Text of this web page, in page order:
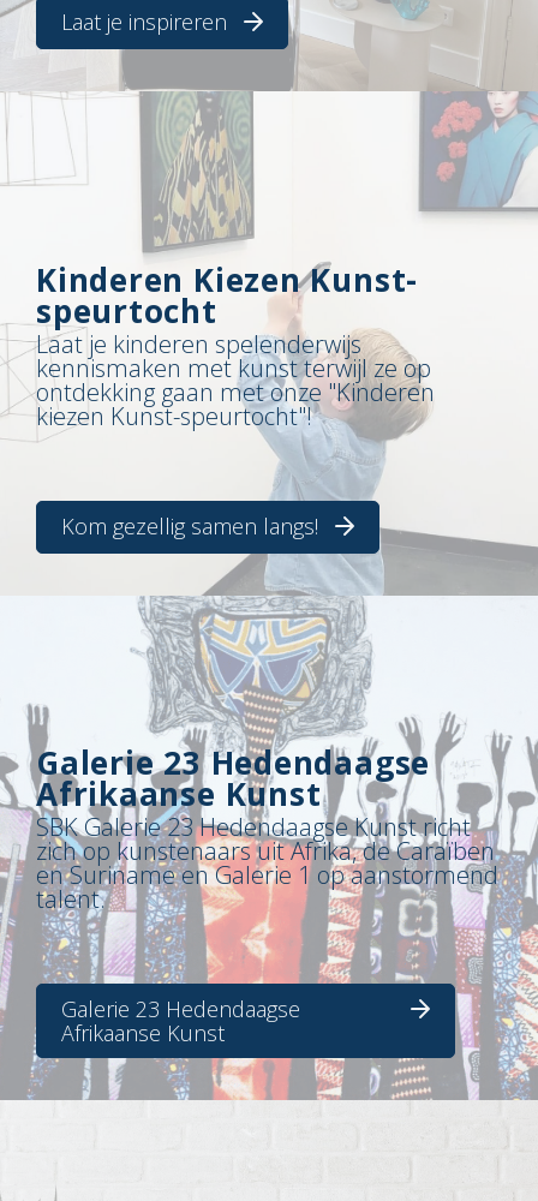
Laat je inspireren
Kinderen Kiezen Kunst-
speurtocht
Laat je kinderen spelenderwijs
kennismaken met kunst terwijl ze op
ontdekking gaan met onze "Kinderen
kiezen Kunst-speurtocht"!
Kom gezellig samen langs!
Galerie 23 Hedendaagse
Afrikaanse Kunst
SBK Galerie 23 Hedendaagse Kunst richt
zich op kunstenaars uit Afrika, de Caraïben
en Suriname en Galerie 1 op aanstormend
talent.
Galerie 23 Hedendaagse
Afrikaanse Kunst